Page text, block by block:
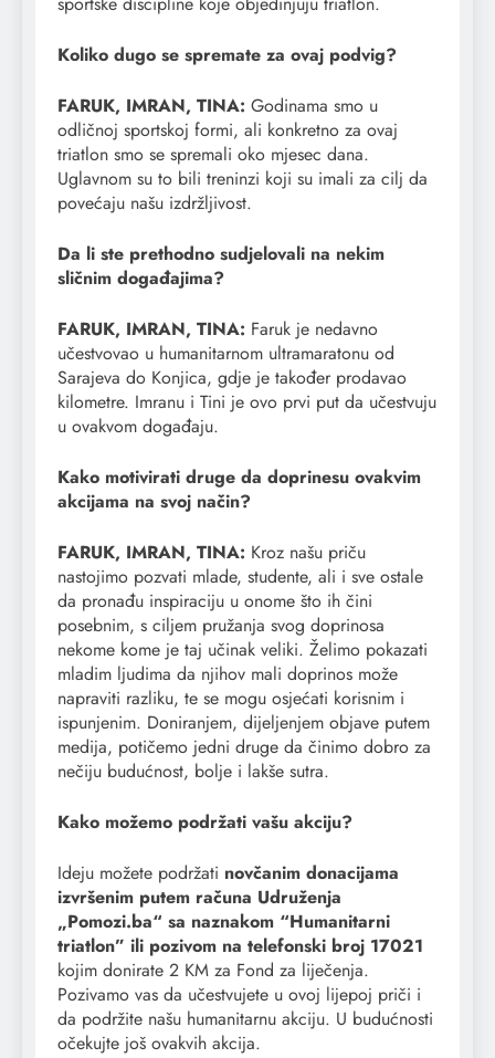
Koliko dugo se spremate za ovaj podvig?
FARUK, IMRAN, TINA: Godinama smo u
odličnoj sportskoj formi, ali konkretno za ovaj
triatlon smo se spremali oko mjesec dana.
Uglavnom su to bili treninzi koji su imali za cilj da
povećaju našu izdržljivost.
Da li ste prethodno sudjelovali na nekim
sličnim događajima?
FARUK, IMRAN, TINA: Faruk je nedavno
učestvovao u humanitarnom ultramaratonu od
Sarajeva do Konjica, gdje je također prodavao
kilometre. Imranu i Tini je ovo prvi put da učestvuju
u ovakvom događaju.
Kako motivirati druge da doprinesu ovakvim
akcijama na svoj način?
FARUK, IMRAN, TINA: Kroz našu priču
nastojimo pozvati mlade, studente, ali i sve ostale
da pronađu inspiraciju u onome što ih čini
posebnim, s ciljem pružanja svog doprinosa
nekome kome je taj učinak veliki. Želimo pokazati
mladim ljudima da njihov mali doprinos može
napraviti razliku, te se mogu osjećati korisnim i
ispunjenim. Doniranjem, dijeljenjem objave putem
medija, potičemo jedni druge da činimo dobro za
nečiju budućnost, bolje i lakše sutra.
Kako možemo podržati vašu akciju?
Ideju možete podržati novčanim donacijama
izvršenim putem računa Udruženja
„Pomozi.ba“ sa naznakom “Humanitarni
triatlon” ili pozivom na telefonski broj 17021
kojim donirate 2 KM za Fond za liječenja.
Pozivamo vas da učestvujete u ovoj lijepoj priči i
da podržite našu humanitarnu akciju. U budućnosti
očekujte još ovakvih akcija.